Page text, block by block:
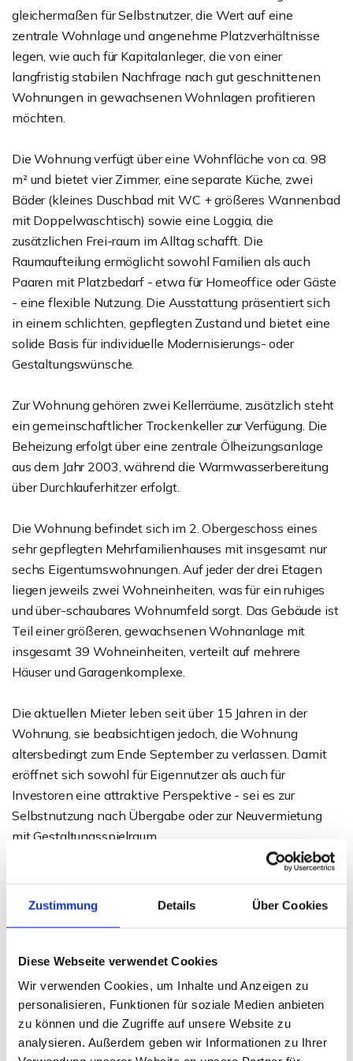
Zustimmung Details Über Cookies
Diese Webseite verwendet Cookies
Wir verwenden Cookies, um Inhalte und Anzeigen zu
personalisieren, Funktionen für soziale Medien anbieten
zu können und die Zugriffe auf unsere Website zu
analysieren. Außerdem geben wir Informationen zu Ihrer
gleichermaßen für Selbstnutzer, die Wert auf eine
zentrale Wohnlage und angenehme Platzverhältnisse
legen, wie auch für Kapitalanleger, die von einer
langfristig stabilen Nachfrage nach gut geschnittenen
Wohnungen in gewachsenen Wohnlagen profitieren
möchten.
Die Wohnung verfügt über eine Wohnfläche von ca. 98
m² und bietet vier Zimmer, eine separate Küche, zwei
Bäder (kleines Duschbad mit WC + größeres Wannenbad
mit Doppelwaschtisch) sowie eine Loggia, die
zusätzlichen Frei-raum im Alltag schafft. Die
Raumaufteilung ermöglicht sowohl Familien als auch
Paaren mit Platzbedarf - etwa für Homeoffice oder Gäste
- eine flexible Nutzung. Die Ausstattung präsentiert sich
in einem schlichten, gepflegten Zustand und bietet eine
solide Basis für individuelle Modernisierungs- oder
Gestaltungswünsche.
Zur Wohnung gehören zwei Kellerräume, zusätzlich steht
ein gemeinschaftlicher Trockenkeller zur Verfügung. Die
Beheizung erfolgt über eine zentrale Ölheizungsanlage
aus dem Jahr 2003, während die Warmwasserbereitung
über Durchlauferhitzer erfolgt.
Die Wohnung befindet sich im 2. Obergeschoss eines
sehr gepflegten Mehrfamilienhauses mit insgesamt nur
sechs Eigentumswohnungen. Auf jeder der drei Etagen
liegen jeweils zwei Wohneinheiten, was für ein ruhiges
und über-schaubares Wohnumfeld sorgt. Das Gebäude ist
Teil einer größeren, gewachsenen Wohnanlage mit
insgesamt 39 Wohneinheiten, verteilt auf mehrere
Häuser und Garagenkomplexe.
Die aktuellen Mieter leben seit über 15 Jahren in der
Wohnung, sie beabsichtigen jedoch, die Wohnung
altersbedingt zum Ende September zu verlassen. Damit
eröffnet sich sowohl für Eigennutzer als auch für
Investoren eine attraktive Perspektive - sei es zur
Selbstnutzung nach Übergabe oder zur Neuvermietung
mit Gestaltungsspielraum.
Ansprechpartner
Telefax: 0571 870 490 05
weihe@wb-immobilien.de